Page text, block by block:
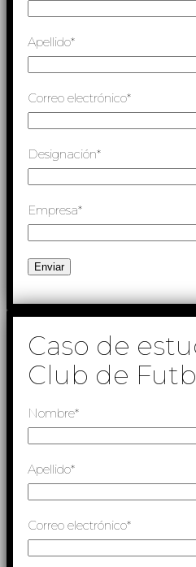
Apellido*
Correo electrónico*
Designación*
Empresa*
Caso de
Club de
Nombre*
Apellido*
Correo electrónico*